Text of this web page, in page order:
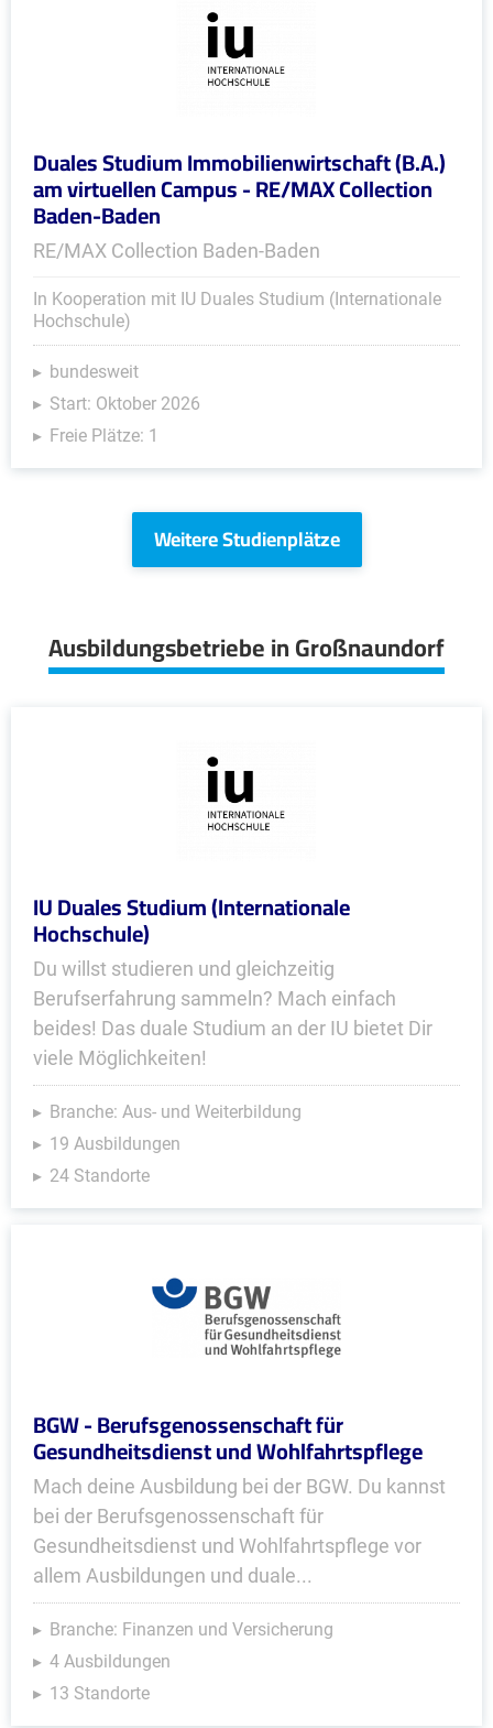
Duales Studium Immobilienwirtschaft (B.A.)
am virtuellen Campus - RE/MAX Collection
Baden-Baden
RE/MAX Collection Baden-Baden
In Kooperation mit IU Duales Studium (Internationale
Hochschule)
bundesweit
Start: Oktober 2026
Freie Plätze: 1
Weitere Studienplätze
Ausbildungsbetriebe in Großnaundorf
IU Duales Studium (Internationale
Hochschule)
Du willst studieren und gleichzeitig
Berufserfahrung sammeln? Mach einfach
beides! Das duale Studium an der IU bietet Dir
viele Möglichkeiten!
Branche: Aus- und Weiterbildung
19 Ausbildungen
24 Standorte
BGW - Berufsgenossenschaft für
Gesundheitsdienst und Wohlfahrtspflege
Mach deine Ausbildung bei der BGW. Du kannst
bei der Berufsgenossenschaft für
Gesundheitsdienst und Wohlfahrtspflege vor
allem Ausbildungen und duale...
Branche: Finanzen und Versicherung
4 Ausbildungen
13 Standorte